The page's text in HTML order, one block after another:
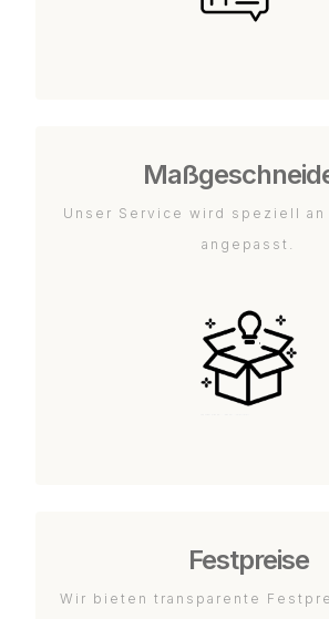
Unser Service wird speziell an
angepasst.
Festpreise
Wir bieten transparente